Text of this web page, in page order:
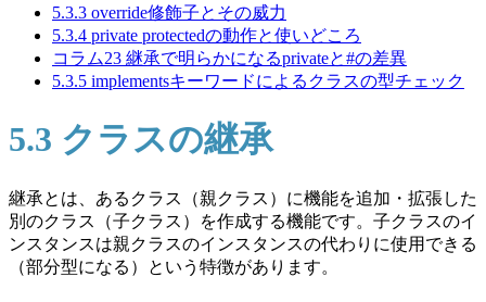
5.3.3 override修飾子とその威力
5.3.4 private protectedの動作と使いどころ
コラム23 継承で明らかになるprivateと#の差異
5.3.5 implementsキーワードによるクラスの型チェック
5.3 クラスの継承
継承とは、あるクラス（親クラス）に機能を追加・拡張した
別のクラス（子クラス）を作成する機能です。子クラスのイ
ンスタンスは親クラスのインスタンスの代わりに使用できる
（部分型になる）という特徴があります。